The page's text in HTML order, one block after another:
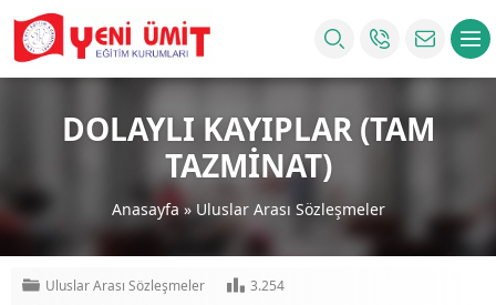
DOLAYLI KAYIPLAR (TAM
TAZMİNAT)
Anasayfa»Uluslar Arası Sözleşmeler
Uluslar Arası Sözleşmeler 3.254